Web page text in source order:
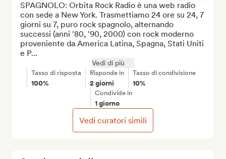
SPAGNOLO: Orbita Rock Radio è una web radio
con sede a New York. Trasmettiamo 24 ore su 24, 7
giorni su 7, puro rock spagnolo, alternando
successi (anni '80, '90, 2000) con rock moderno
proveniente da America Latina, Spagna, Stati Uniti
e P...
Vedi di più
Tasso di risposta
100%
Risponde in
2 giorni
Tasso di condivisione
10%
Condivide in
1 giorno
Vedi curatori simili